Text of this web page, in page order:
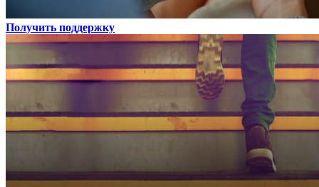
Получить поддержку